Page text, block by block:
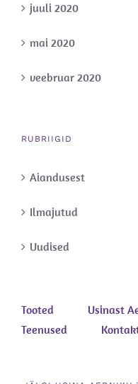
juuli 2020
mai 2020
veebruar 2020
RUBRIIGID
Aiandusest
Ilmajutud
Uudised
Tooted Usinast
Teenused